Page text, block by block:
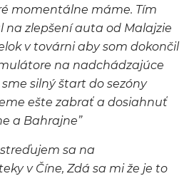
momentálne máme. Tím
na zlepšení auta od Malajzie
v továrni aby som dokončil
na nadchádzajúce
silný štart do sezóny
ešte zabrať a dosiahnuť
a Bahrajne”
sa na
v Číne, Zdá sa mi že je to